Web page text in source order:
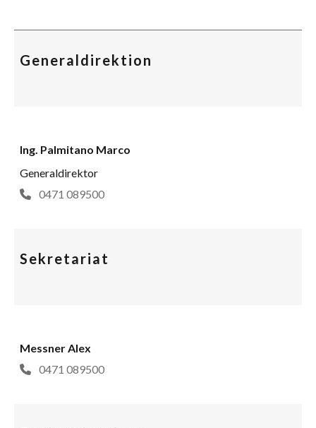
Generaldirektion
Ing. Palmitano Marco
Generaldirektor
0471 089500
Sekretariat
Messner Alex
0471 089500